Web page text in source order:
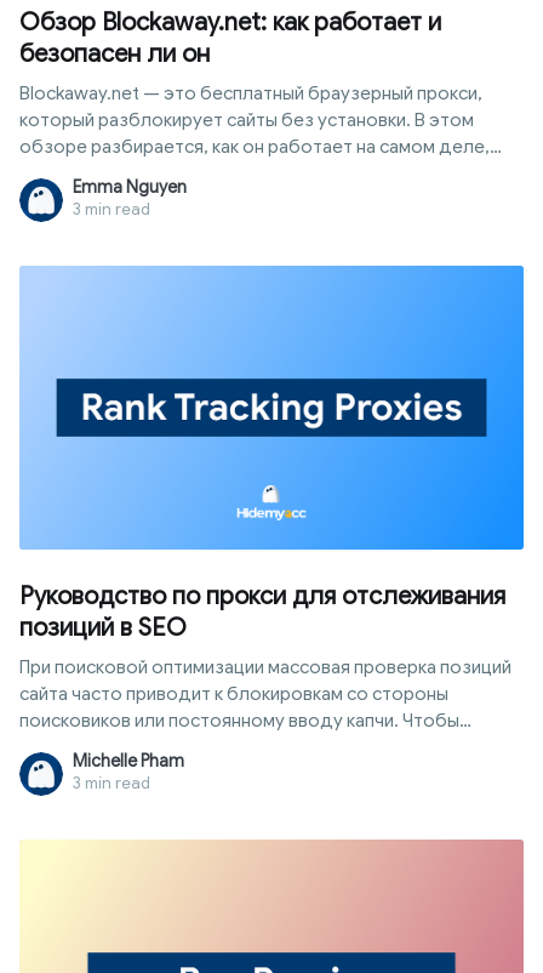
Обзор Blockaway.net: как работает и
безопасен ли он
Blockaway.net — это бесплатный браузерный прокси,
который разблокирует сайты без установки. В этом
обзоре разбирается, как он работает на самом деле,
что он защищает, а что нет, и когда нужен инструмент
для настоящей защиты цифровой личности
Emma Nguyen
3 min read
Руководство по прокси для отслеживания
позиций в SEO
При поисковой оптимизации массовая проверка позиций
сайта часто приводит к блокировкам со стороны
поисковиков или постоянному вводу капчи. Чтобы
решить эту проблему, прокси для отслеживания позиций
становятся идеаческим посредником, помогая вам
сохранять анонимность и собирать данные самым
Michelle Pham
3 min read